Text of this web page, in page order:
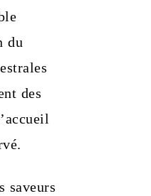
du
des
saveurs